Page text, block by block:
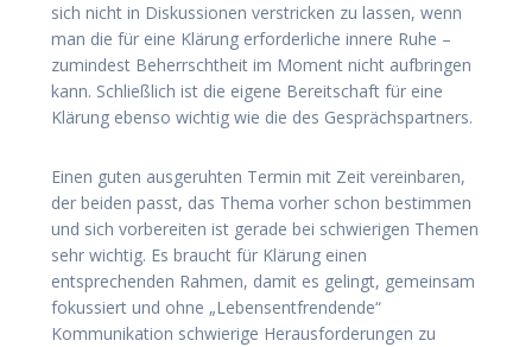
sich nicht in Diskussionen verstricken zu lassen, wenn
man die für eine Klärung erforderliche innere Ruhe –
zumindest Beherrschtheit im Moment nicht aufbringen
kann. Schließlich ist die eigene Bereitschaft für eine
Klärung ebenso wichtig wie die des Gesprächspartners.
Einen guten ausgeruhten Termin mit Zeit vereinbaren,
der beiden passt, das Thema vorher schon bestimmen
und sich vorbereiten ist gerade bei schwierigen Themen
sehr wichtig. Es braucht für Klärung einen
entsprechenden Rahmen, damit es gelingt, gemeinsam
fokussiert und ohne „Lebensentfrendende“
Kommunikation schwierige Herausforderungen zu